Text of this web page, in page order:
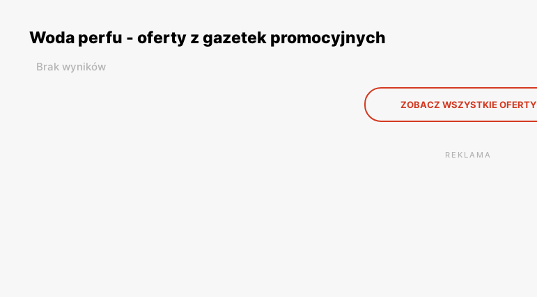
Woda perfu - oferty z gazetek promocyjnych
Brak wyników
ZOBACZ WSZYSTKIE OFERTY
REKLAMA